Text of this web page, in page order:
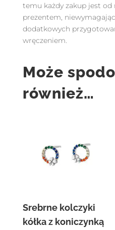
temu każdy zakup jest
prezentem,
dodatkowych
wręczeniem.
Może
również…
Srebrne kolczyki
kółka z koniczynką